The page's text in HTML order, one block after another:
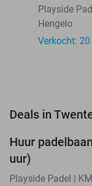
Playside
Hengelo
Verkocht: 20
Deals in
NEW
TODAY
Huur
uur)
Playside Padel |